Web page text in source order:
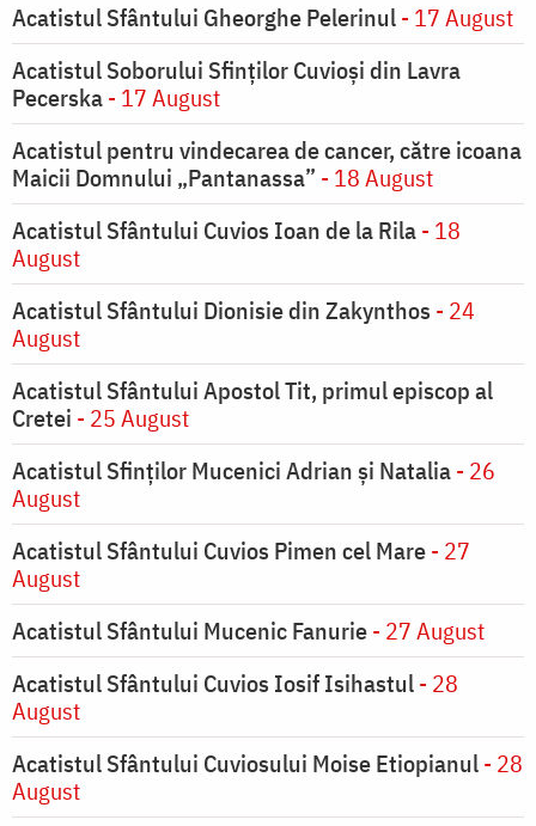
Acatistul Sfântului Gheorghe Pelerinul- 17 August
Acatistul Soborului Sfinților Cuvioși din Lavra
Pecerska- 17 August
Acatistul pentru vindecarea de cancer, către icoana
Maicii Domnului „Pantanassa” - 18 August
Acatistul Sfântului Cuvios Ioan de la Rila- 18
August
Acatistul Sfântului Dionisie din Zakynthos - 24
August
Acatistul Sfântului Apostol Tit, primul episcop al
Cretei - 25 August
Acatistul Sfinților Mucenici Adrian și Natalia- 26
August
Acatistul Sfântului Cuvios Pimen cel Mare- 27
August
Acatistul Sfântului Mucenic Fanurie- 27 August
Acatistul Sfântului Cuvios Iosif Isihastul- 28
August
Acatistul Sfântului Cuviosului Moise Etiopianul- 28
August